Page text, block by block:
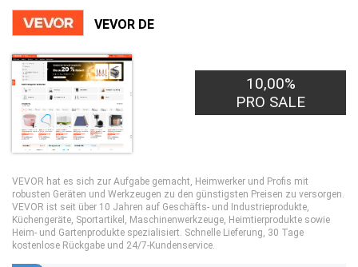
VEVOR DE
10,00%
PRO SALE
VEVOR hat es sich zur Aufgabe gemacht, Heimwerker und Profis mit
robusten Geräten und Werkzeugen zu den günstigsten Preisen zu versorgen.
VEVOR ist seit über 10 Jahren auf Geschäfts- und Industrieprodukte,
Küchengeräte, Sportartikel, Maschinenwerkzeuge, Heimtierprodukte sowie
Heim- und Gartenprodukte spezialisiert. Schnelle Lieferung, 30 Tage
kostenlose Rückgabe und 24/7-Kundenservice.